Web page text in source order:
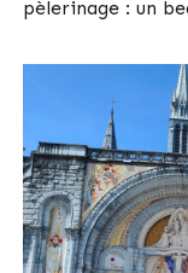
pèlerinage : un